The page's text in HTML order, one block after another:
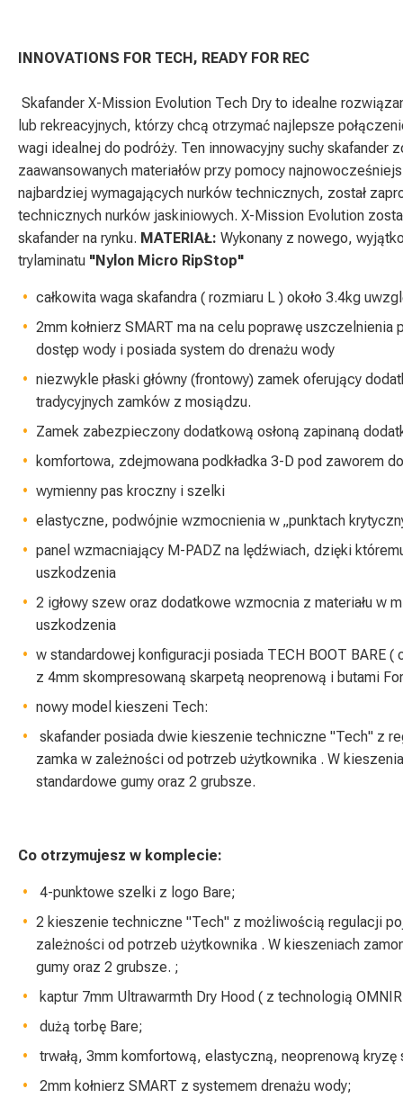
INNOVATIONS FOR TECH, READY FOR REC
Skafander X-Mission Evolution Tech Dry to idealne
lub rekreacyjnych, którzy chcą otrzymać najlepsze
wagi idealnej do podróży. Ten innowacyjny suchy skafander
zaawansowanych materiałów przy pomocy
najbardziej wymagających nurków technicznych, został
technicznych nurków jaskiniowych. X-Mission Evolution
skafander na rynku. MATERIAŁ: Wykonany z nowego,
trylaminatu "Nylon Micro RipStop"
całkowita waga skafandra ( rozmiaru L ) około 3.4kg
2mm kołnierz SMART ma na celu poprawę
dostęp wody i posiada system do drenażu wody
niezwykle płaski główny (frontowy) zamek oferujący
tradycyjnych zamków z mosiądzu.
Zamek zabezpieczony dodatkową osłoną zapinaną
komfortowa, zdejmowana podkładka 3-D pod zaworem
wymienny pas kroczny i szelki
elastyczne, podwójnie wzmocnienia w „punktach
panel wzmacniający M-PADZ na lędźwiach, dzięki
uszkodzenia
2 igłowy szew oraz dodatkowe wzmocnia z materiału w
uszkodzenia
w standardowej konfiguracji posiada TECH BOOT BARE
z 4mm skompresowaną skarpetą neoprenową i butami
nowy model kieszeni Tech:
skafander posiada dwie kieszenie techniczne "Tech" z
zamka w zależności od potrzeb użytkownika . W
standardowe gumy oraz 2 grubsze.
Co otrzymujesz w komplecie:
4-punktowe szelki z logo Bare;
2 kieszenie techniczne "Tech" z możliwością regulacji
zależności od potrzeb użytkownika . W kieszeniach
gumy oraz 2 grubsze. ;
kaptur 7mm Ultrawarmth Dry Hood ( z technologią
dużą torbę Bare;
trwałą, 3mm komfortową, elastyczną, neoprenową kryzę
2mm kołnierz SMART z systemem drenażu wody;